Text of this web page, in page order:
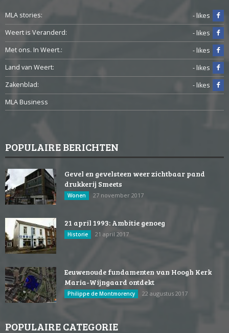
MLA stories:
- likes
Weert is Veranderd:
- likes
Met ons. In Weert.:
- likes
Land van Weert:
- likes
Zakenblad:
- likes
MLA Business
POPULAIRE BERICHTEN
Gevel en gevelsteen weer zichtbaar pand
drukkerij Smeets
Wonen 27 november 2017
21 april 1993: Ambitie genoeg
Historie 21 april 2017
Eeuwenoude fundamenten van Hoogh Kerk
Maria-Wijngaard ontdekt
Philippe de Montmorency 22 augustus 2017
POPULAIRE CATEGORIE